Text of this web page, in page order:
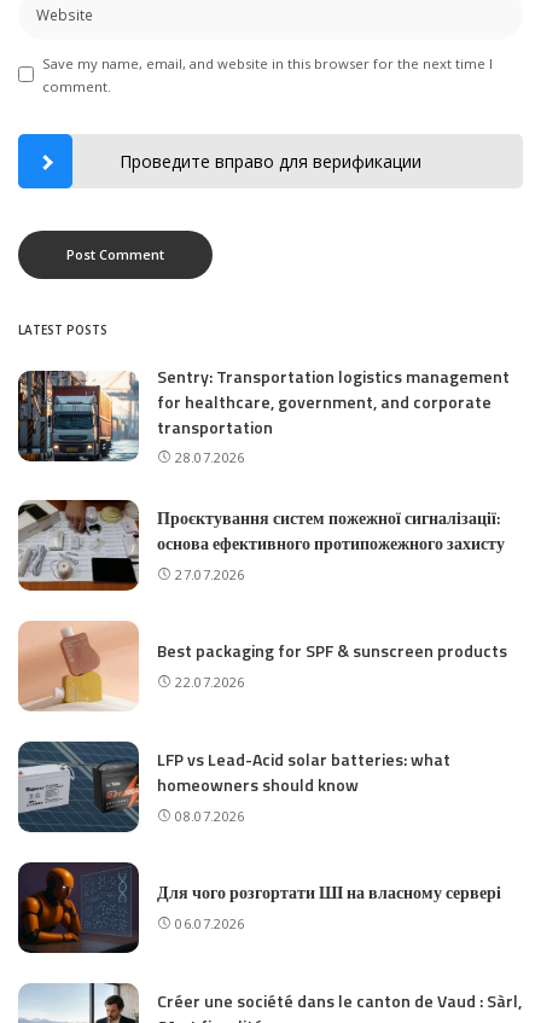
Save my name, email, and website in this browser for the next time I
comment.
Проведите вправо для верификации
LATEST POSTS
Sentry: Transportation logistics management
for healthcare, government, and corporate
transportation
28.07.2026
Проєктування систем пожежної сигналізації:
основа ефективного протипожежного захисту
27.07.2026
Best packaging for SPF & sunscreen products
22.07.2026
LFP vs Lead-Acid solar batteries: what
homeowners should know
08.07.2026
Для чого розгортати ШІ на власному сервері
06.07.2026
Créer une société dans le canton de Vaud : Sàrl,